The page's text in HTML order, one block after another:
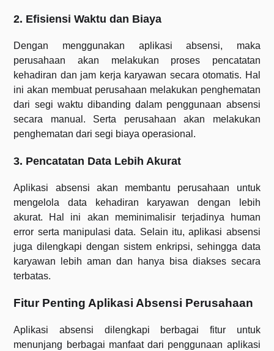
2. Efisiensi Waktu dan Biaya
Dengan menggunakan aplikasi absensi, maka
perusahaan akan melakukan proses pencatatan
kehadiran dan jam kerja karyawan secara otomatis. Hal
ini akan membuat perusahaan melakukan penghematan
dari segi waktu dibanding dalam penggunaan absensi
secara manual. Serta perusahaan akan melakukan
penghematan dari segi biaya operasional.
3. Pencatatan Data Lebih Akurat
Aplikasi absensi akan membantu perusahaan untuk
mengelola data kehadiran karyawan dengan lebih
akurat. Hal ini akan meminimalisir terjadinya human
error serta manipulasi data. Selain itu, aplikasi absensi
juga dilengkapi dengan sistem enkripsi, sehingga data
karyawan lebih aman dan hanya bisa diakses secara
terbatas.
Fitur Penting Aplikasi Absensi Perusahaan
Aplikasi absensi dilengkapi berbagai fitur untuk
menunjang berbagai manfaat dari penggunaan aplikasi